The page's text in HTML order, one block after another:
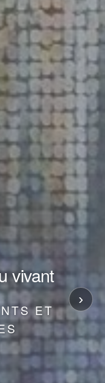
›
vivant
ET